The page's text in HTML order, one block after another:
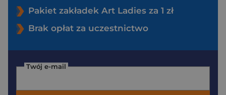
Pakiet zakładek Art Ladies za 1 zł
Brak opłat za uczestnictwo
Twój e-mail